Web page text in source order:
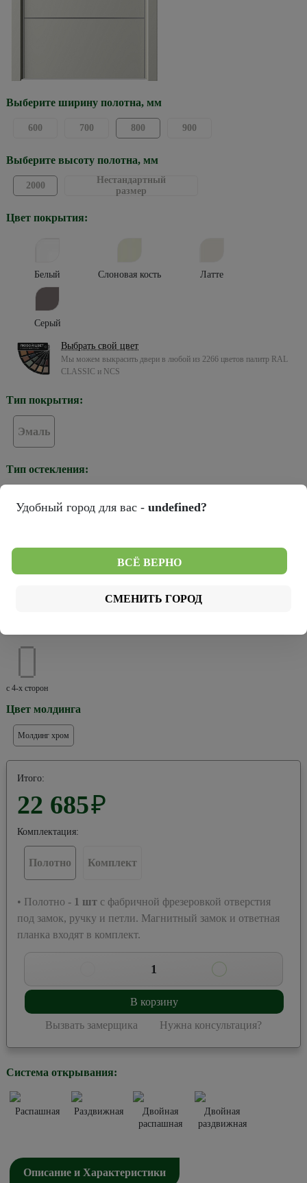
Выберите ширину полотна, мм
600 700 800 900
Выберите высоту полотна, мм
2000
Нестандартный
размер
Цвет покрытия:
Белый Слоновая кость Латте
Серый
Выбрать свой цвет
Мы можем выкрасить двери в любой из 2266 цветов палитр RAL
CLASSIC и NCS
Тип покрытия:
Эмаль
Тип остекления:
Цвет кромки:
Черная
с 4-х сторон
Цвет молдинга
Молдинг хром
Итого:
22 685₽
Комплектация:
Полотно Комплект
• Полотно - 1 шт с фабричной фрезеровкой отверстия
под замок, ручку и петли. Магнитный замок и ответная
планка входят в комплект.
1
В корзину
Вызвать замерщика Нужна консультация?
Система открывания:
Распашная Раздвижная
Двойная
распашная
Двойная
раздвижная
Описание и Характеристики
Удобный город для вас - undefined?
ВСЁ ВЕРНО
СМЕНИТЬ ГОРОД